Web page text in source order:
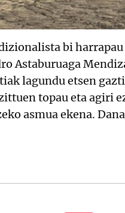
bi
Astaburuaga
lagundu etsen
topau eta agiri
asmua ekena.